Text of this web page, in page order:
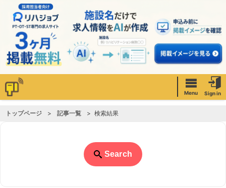
Menu Sign in
トップページ 記事一覧 検索結果
Search